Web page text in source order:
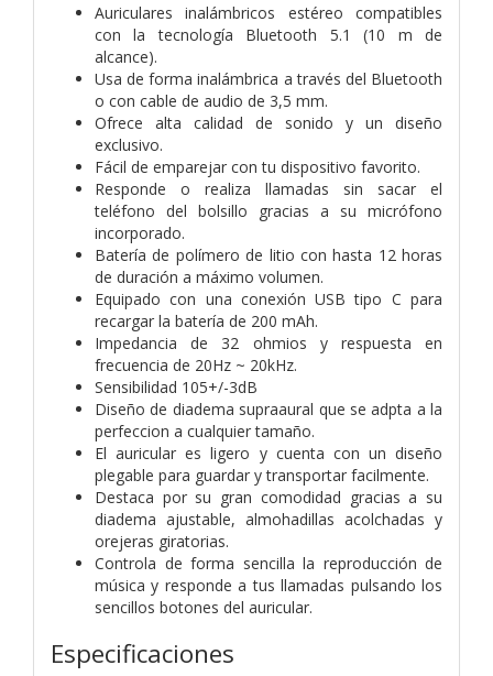
Auriculares inalámbricos estéreo compatibles
con la tecnología Bluetooth 5.1 (10 m de
alcance).
Usa de forma inalámbrica a través del Bluetooth
o con cable de audio de 3,5 mm.
Ofrece alta calidad de sonido y un diseño
exclusivo.
Fácil de emparejar con tu dispositivo favorito.
Responde o realiza llamadas sin sacar el
teléfono del bolsillo gracias a su micrófono
incorporado.
Batería de polímero de litio con hasta 12 horas
de duración a máximo volumen.
Equipado con una conexión USB tipo C para
recargar la batería de 200 mAh.
Impedancia de 32 ohmios y respuesta en
frecuencia de 20Hz ~ 20kHz.
Sensibilidad 105+/-3dB
Diseño de diadema supraaural que se adpta a la
perfeccion a cualquier tamaño.
El auricular es ligero y cuenta con un diseño
plegable para guardar y transportar facilmente.
Destaca por su gran comodidad gracias a su
diadema ajustable, almohadillas acolchadas y
orejeras giratorias.
Controla de forma sencilla la reproducción de
música y responde a tus llamadas pulsando los
sencillos botones del auricular.
Especificaciones